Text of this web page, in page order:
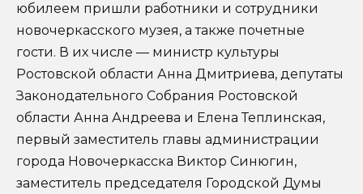
юбилеем пришли работники и сотрудники
новочеркасского музея, а также почетные
гости. В их числе — министр культуры
Ростовской области Анна Дмитриева, депутаты
Законодательного Собрания Ростовской
области Анна Андреева и Елена Теплинская,
первый заместитель главы администрации
города Новочеркасска Виктор Синюгин,
заместитель председателя Городской Думы